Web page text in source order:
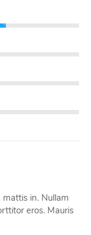
in. Nullam
eros. Mauris